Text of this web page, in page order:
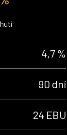
4,7 %
90 dní
24 EBU